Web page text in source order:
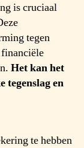
is cruciaal
tegen
Het kan het
tegenslag en
te hebben